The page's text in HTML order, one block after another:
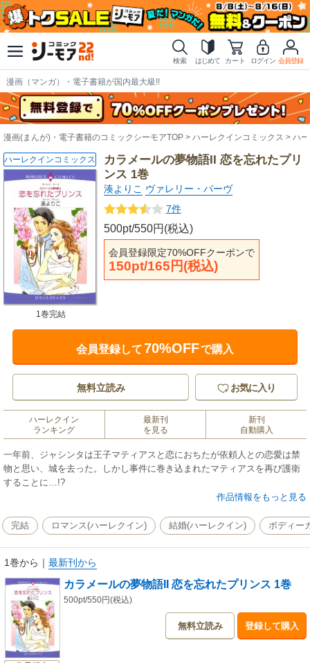
検索 はじめて カート ログイン 会員登録
漫画（マンガ）・電子書籍が国内最大級!!
漫画(まんが)・電子書籍のコミックシーモアTOP ハーレクインコミックス ハ
カラメールの夢物語II 恋を忘れたプリ
ンス 1巻
湊よりこ ヴァレリー・パーヴ
7件
500pt/550円(税込)
会員登録限定70%OFFクーポンで
150pt/165円(税込)
ハーレクインコミックス
1巻完結
会員登録して70%OFFで購入
無料立読み お気に入り
ハーレクイン
ランキング
最新刊
を見る
新刊
自動購入
一年前、ジャシンタは王子マティアスと恋におちたが依頼人との恋愛は禁
物と思い、城を去った。しかし事件に巻き込まれたマティアスを再び護衛
することに…!?
作品情報をもっと見る
完結 ロマンス(ハーレクイン) 結婚(ハーレクイン) ボディー
1巻から ｜ 最新刊から
カラメールの夢物語II 恋を忘れたプリンス 1巻
500pt/550円(税込)
無料立読み 登録して購入